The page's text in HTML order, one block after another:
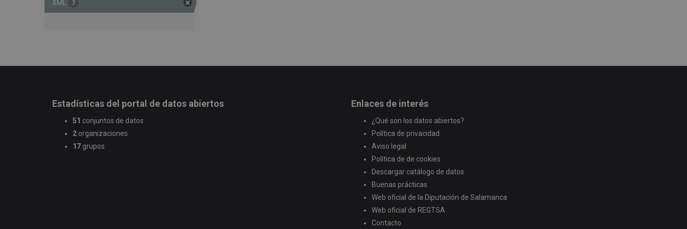
XML 7
Estadísticas del portal de datos abiertos
51 conjuntos de datos
2 organizaciones
17 grupos
Enlaces de interés
¿Qué son los datos abiertos?
Política de privacidad
Aviso legal
Política de de cookies
Descargar catálogo de datos
Buenas prácticas
Web oficial de la Diputación de Salamanca
Web oficial de REGTSA
Contacto